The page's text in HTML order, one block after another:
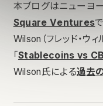
本ブログはニューヨ
Square Ventures
Wilson（フレッド・ウ
「Stablecoins vs
Wilson氏による過去